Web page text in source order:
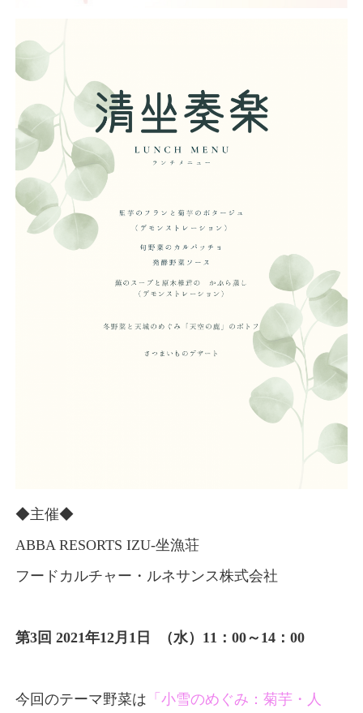
◆主催◆
ABBA RESORTS IZU-坐漁荘
フードカルチャー・ルネサンス株式会社
第3回 2021年12月1日 （水）11：00～14：00
今回のテーマ野菜は 「小雪のめぐみ：菊芋・人